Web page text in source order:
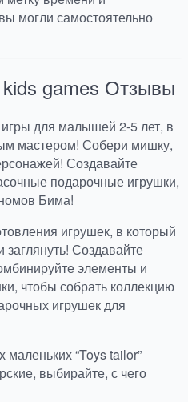
могли самостоятельно
games Отзывы
для малышей 2-5 лет, в
мастером! Собери мишку,
Создавайте
подарочные игрушки,
Бима!
игрушек, в который
заглянуть! Создавайте
элементы и
чтобы собрать коллекцию
игрушек для
“Toys tailor”
выбирайте, с чего